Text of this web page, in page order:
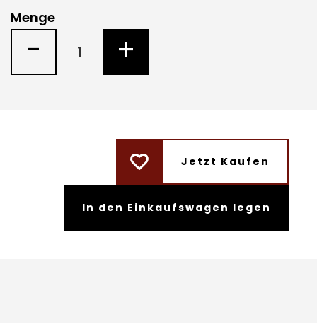
Menge
- +
Jetzt Kaufen
In den Einkaufswagen legen